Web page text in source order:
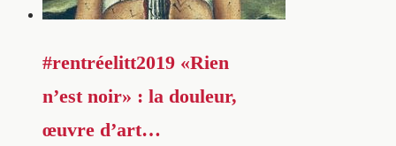
#rentréelitt2019 «Rien
n’est noir» : la douleur,
œuvre d’art…